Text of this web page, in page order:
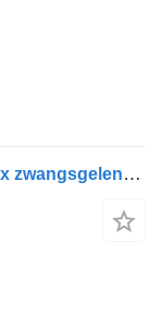
Faymonville F-S43 MEGA Telesattel 3 x zwangsgelenkt Nr.: 336